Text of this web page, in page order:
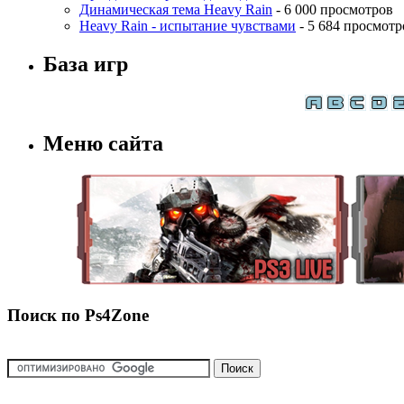
Динамическая тема Heavy Rain - 6 000 просмотров
Heavy Rain - испытание чувствами - 5 684
База игр
Меню сайта
Поиск по Ps4Zone